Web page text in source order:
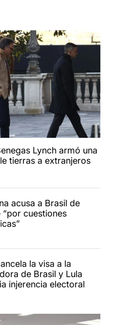
Lynch armó una
tierras a extranjeros
acusa a Brasil de
“por cuestiones
la visa a la
de Brasil y Lula
injerencia electoral